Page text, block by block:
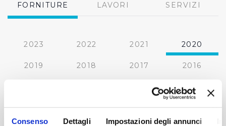
Consenso Dettagli Impostazioni degli annunci
FORNITURE LAVORI SERVIZI
2023 2022 2021 2020
2019 2018 2017 2016
2012
2011 2010 2009 2008